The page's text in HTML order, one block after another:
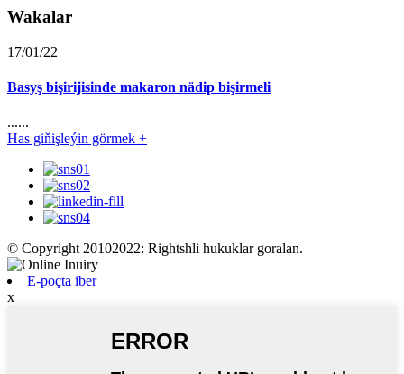
Wakalar
17/01/22
Basyş bişirijisinde makaron nädip bişirmeli
......
Has giňişleýin görmek +
© Copyright 20102022: Rightshli hukuklar goralan.
E-poçta iber
x